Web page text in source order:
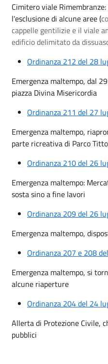
Cimitero viale
l'esclusione di alcune aree (
cappelle gentilizie e il viale
edificio delimitato da
Ordinanza 212 del 28
Emergenza maltempo, dal
piazza Divina Misericordia
Ordinanza 211 del 27
Emergenza maltempo,
parte ricreativa di Parco
Ordinanza 210 del 26
Emergenza maltempo:
sosta sino a fine lavori
Ordinanza 209 del 26
Emergenza maltempo,
Ordinanza 207 e 208
Emergenza maltempo, si
alcune riaperture
Ordinanza 204 del 24
Allerta di Protezione Civile,
pubblici